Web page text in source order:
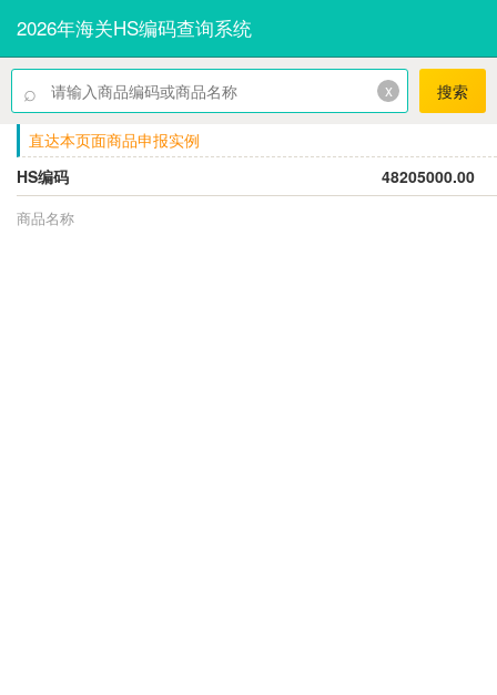
2026年海关HS编码查询系统
⌕ x 搜索
直达本页面商品申报实例
HS编码
48205000.00
商品名称